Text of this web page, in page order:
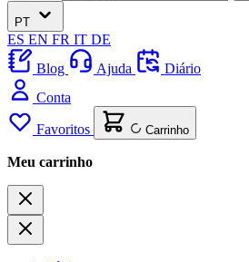
PT
ES EN FR IT DE
Blog
Ajuda
Diário
Conta
Favoritos Carrinho
Meu carrinho